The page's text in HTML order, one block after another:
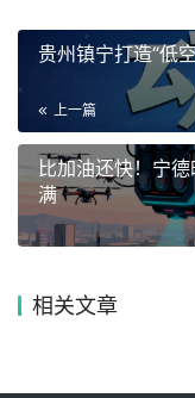
贵州镇宁打造“低
上一篇
比加油还快！宁
满
相关文章